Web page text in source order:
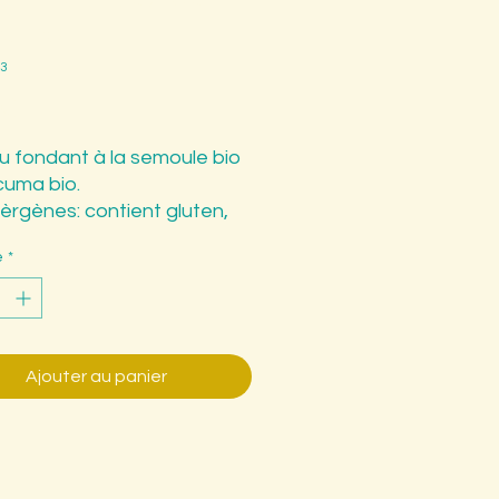
fondant à la semoule bio
bio.
contient gluten,
des traces de
arachides, soja, fruits à
céleri, moutarde, graine
*
Ajouter au panier